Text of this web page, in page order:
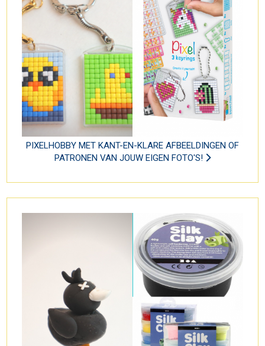
PIXELHOBBY MET KANT-EN-KLARE AFBEELDINGEN OF
PATRONEN VAN JOUW EIGEN FOTO'S!